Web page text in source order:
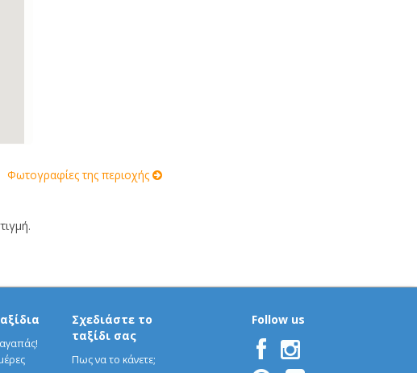
Φωτογραφίες της περιοχής
Σχεδιάστε το
ταξίδι σας
Πως να το κάνετε;
Follow us